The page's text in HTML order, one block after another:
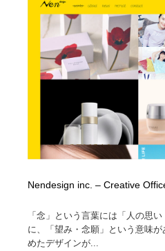
Nendesign inc. – Creative
「念」という言葉には「人の思
に、「望み・念願」という意味
めたデザインが...